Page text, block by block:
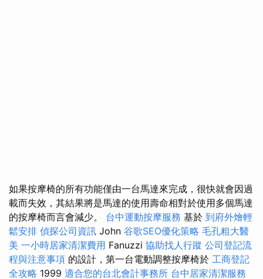
如果按摩椅的所有功能僅由一台馬達來完成，很快就會因過
載而失效，其結果將是馬達的使用壽命相對於使用多個馬達
的按摩椅而言會減少。 台中運動按摩服務 基於 到府外燴輕
鬆安排 偵探公司資訊 John 谷歌SEO優化策略 毛孔粗大醫
美 一小時居家清潔費用 Fanuzzi 協助找人行蹤 公司登記流
程與注意事項 的設計，第一台電動調整按摩椅於 工商登記
全攻略 1999 適合您的台北會計事務所 台中居家清潔服務